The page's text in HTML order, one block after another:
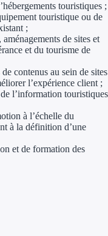
MAPi
Simulateur d'éligibilité
Quelles aides pour
Ouvrage
touristiques ;
touristique ou de
;
de sites et
et du tourisme de
contenus au sein de sites
l’expérience client ;
l’information touristiques
à l’échelle du
à la définition d’une
et de formation des